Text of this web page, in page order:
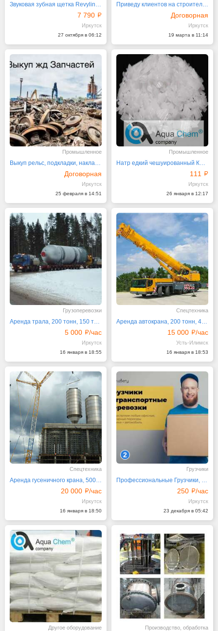
Звуковая зубная щетка Revyline RL015 Black и паста
7 790
Иркутск
27 октября в 06:12
Приведу клиентов на строительство и ремонт
Договорная
Иркутск
19 марта в 11:14
Промышленное
Выкуп рельс, подкладки, накладки, ЖД пути
Договорная
Иркутск
25 февраля в 14:51
Промышленное
Натр едкий чешуированный Китай
111
Иркутск
26 января в 12:17
Грузоперевозки
Аренда трала, 200 тонн, 150 тонн, 120 тонн, 100 тонн
5 000 /час
Иркутск
16 января в 18:55
Спецтехника
Аренда автокрана, 200 тонн, 400 тонн, 500 тонн, 350
15 000 /час
Усть-Илимск
16 января в 18:53
Спецтехника
Аренда гусеничного крана, 500 тонн, 400 тонн, 350 тонн
20 000 /час
Иркутск
16 января в 18:50
2
Грузчики
Профессиональные Грузчики, линейный персонал
250 /час
Иркутск
23 декабря в 05:42
Другое оборудование Производство, обработка